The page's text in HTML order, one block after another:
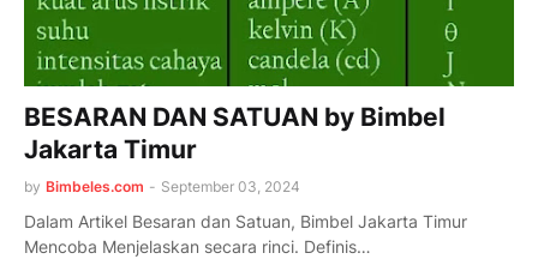
BESARAN DAN SATUAN by Bimbel
Jakarta Timur
by Bimbeles.com - September 03, 2024
Dalam Artikel Besaran dan Satuan, Bimbel Jakarta Timur
Mencoba Menjelaskan secara rinci. Definis…